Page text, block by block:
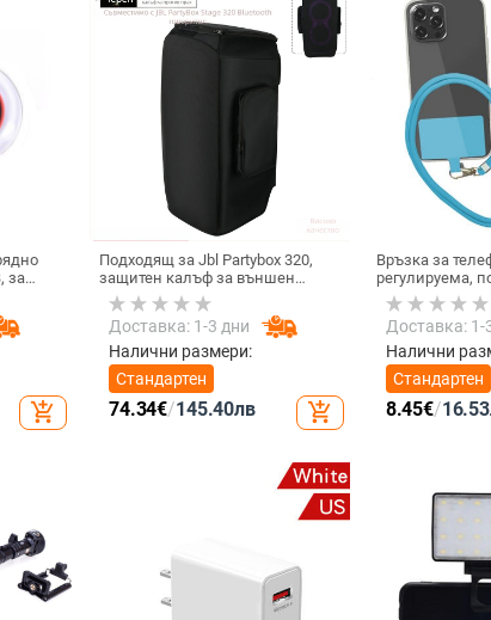
за
add_shopping_cart
Подходящ за Jbl Partybox 320,
защитен калъф за външен
високоговорител, калъф за
количка Stage 320 Audio,
прахозащитно покритие.
Доставка: 1-3 дни
Налични размери:
Стандартен
74.34€/145.40лв add_shopping_cart
Връзка за
регулируема,
за врата,
за мобилни
мобилен
врата,
Доставка: 1-
Налични
Стандартен
8.45€/16.53